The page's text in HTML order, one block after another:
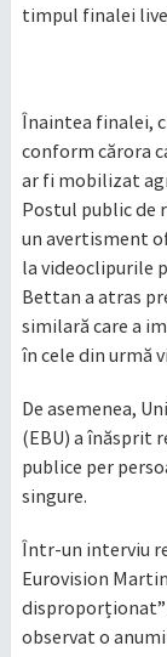
timpul finalei
Înaintea finalei,
conform cărora
ar fi mobilizat
Postul public de
un avertisment
la videoclipurile
Bettan a atras
similară care a
în cele din urmă
De asemenea,
(EBU) a înăsprit
publice per
singure.
Într-un interviu
Eurovision
disproporționat”
observat o